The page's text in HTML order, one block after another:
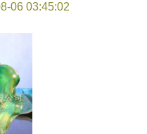
06 03:45:02